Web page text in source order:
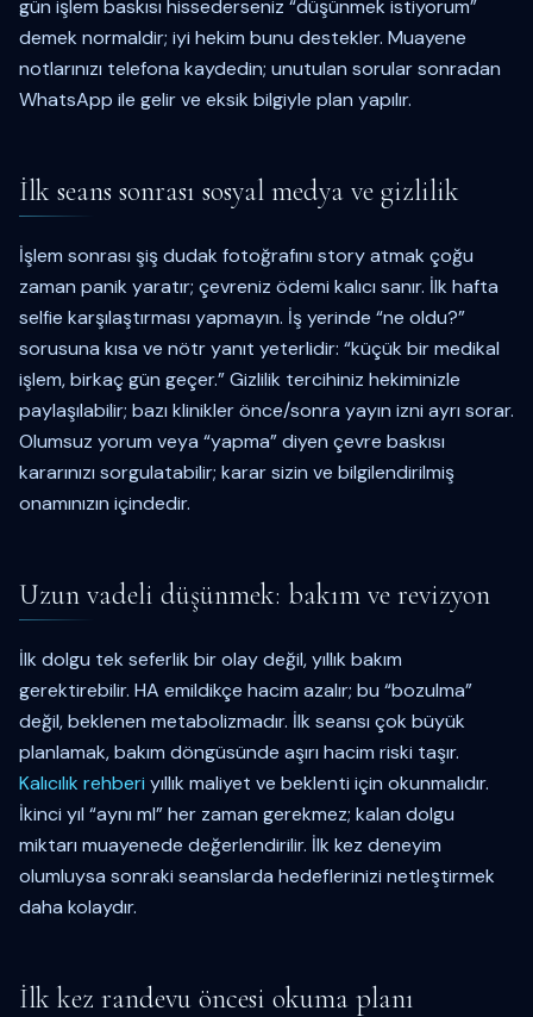
gün işlem baskısı hissederseniz “düşünmek istiyorum”
demek normaldir; iyi hekim bunu destekler. Muayene
notlarınızı telefona kaydedin; unutulan sorular sonradan
WhatsApp ile gelir ve eksik bilgiyle plan yapılır.
İlk seans sonrası sosyal medya ve gizlilik
İşlem sonrası şiş dudak fotoğrafını story atmak çoğu
zaman panik yaratır; çevreniz ödemi kalıcı sanır. İlk hafta
selfie karşılaştırması yapmayın. İş yerinde “ne oldu?”
sorusuna kısa ve nötr yanıt yeterlidir: “küçük bir medikal
işlem, birkaç gün geçer.” Gizlilik tercihiniz hekiminizle
paylaşılabilir; bazı klinikler önce/sonra yayın izni ayrı sorar.
Olumsuz yorum veya “yapma” diyen çevre baskısı
kararınızı sorgulatabilir; karar sizin ve bilgilendirilmiş
onamınızın içindedir.
Uzun vadeli düşünmek: bakım ve revizyon
İlk dolgu tek seferlik bir olay değil, yıllık bakım
gerektirebilir. HA emildikçe hacim azalır; bu “bozulma”
değil, beklenen metabolizmadır. İlk seansı çok büyük
planlamak, bakım döngüsünde aşırı hacim riski taşır.
Kalıcılık rehberi yıllık maliyet ve beklenti için okunmalıdır.
İkinci yıl “aynı ml” her zaman gerekmez; kalan dolgu
miktarı muayenede değerlendirilir. İlk kez deneyim
olumluysa sonraki seanslarda hedeflerinizi netleştirmek
daha kolaydır.
İlk kez randevu öncesi okuma planı